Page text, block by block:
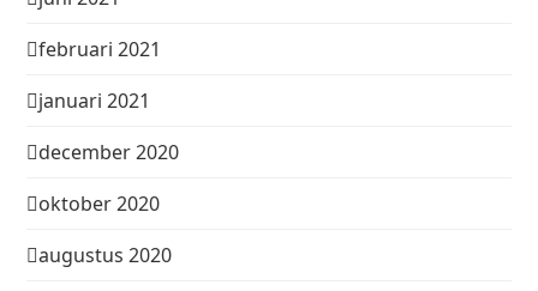
februari 2021
januari 2021
december 2020
oktober 2020
augustus 2020